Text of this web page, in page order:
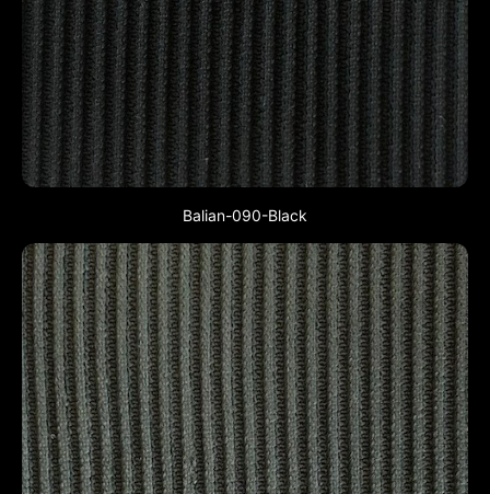
Balian-090-Black